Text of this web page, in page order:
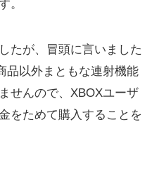
。
たが、冒頭に言いました
品以外まともな連射機能
せんので、XBOXユーザ
をためて購入することを